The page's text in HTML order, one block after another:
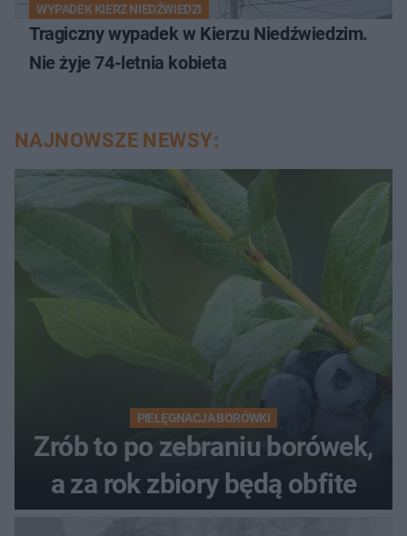
WYPADEK KIERZ NIEDŹWIEDZI
Tragiczny wypadek w Kierzu Niedźwiedzim.
Nie żyje 74-letnia kobieta
NAJNOWSZE NEWSY:
PIELĘGNACJA BORÓWKI
Zrób to po zebraniu borówek,
a za rok zbiory będą obfite